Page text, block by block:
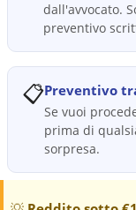
dall'avvocato.
preventivo
📋Preventivo
Se vuoi
prima di
sorpresa.